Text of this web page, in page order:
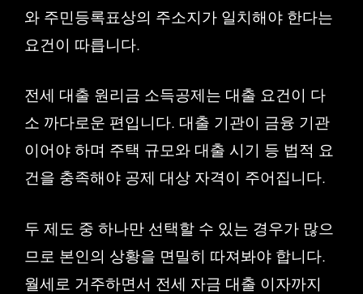
와 주민등록표상의 주소지가 일치해야 한다는
요건이 따릅니다.
전세 대출 원리금 소득공제는 대출 요건이 다
소 까다로운 편입니다. 대출 기관이 금융 기관
이어야 하며 주택 규모와 대출 시기 등 법적 요
건을 충족해야 공제 대상 자격이 주어집니다.
두 제도 중 하나만 선택할 수 있는 경우가 많으
므로 본인의 상황을 면밀히 따져봐야 합니다.
월세로 거주하면서 전세 자금 대출 이자까지